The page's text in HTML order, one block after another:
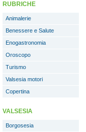
RUBRICHE
Animalerie
Benessere e Salute
Enogastronomia
Oroscopo
Turismo
Valsesia motori
Copertina
VALSESIA
Borgosesia